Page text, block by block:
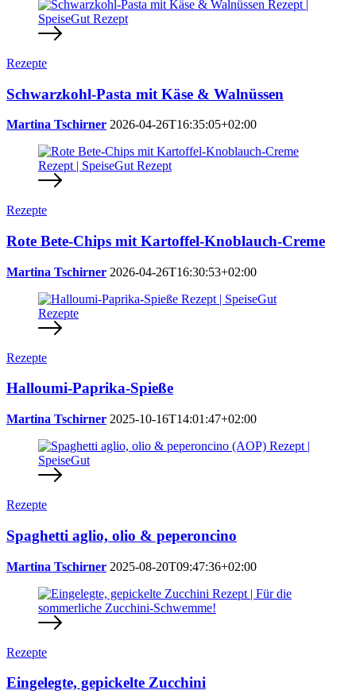
Rezepte
Schwarzkohl-Pasta mit Käse & Walnüssen
Martina Tschirner 2026-04-26T16:35:05+02:00
Rezepte
Rote Bete-Chips mit Kartoffel-Knoblauch-Creme
Martina Tschirner 2026-04-26T16:30:53+02:00
Rezepte
Halloumi-Paprika-Spieße
Martina Tschirner 2025-10-16T14:01:47+02:00
Rezepte
Spaghetti aglio, olio & peperoncino
Martina Tschirner 2025-08-20T09:47:36+02:00
Rezepte
Eingelegte, gepickelte Zucchini